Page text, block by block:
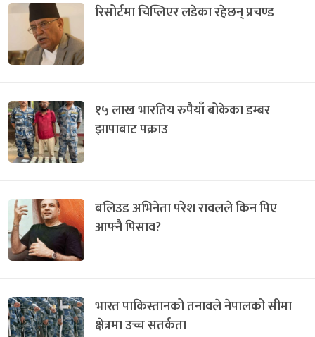
रिसोर्टमा चिप्लिएर लडेका रहेछन् प्रचण्ड
१५ लाख भारतिय रुपैयाँ बोकेका डम्बर
झापाबाट पक्राउ
बलिउड अभिनेता परेश रावलले किन पिए
आफ्नै पिसाव?
भारत पाकिस्तानको तनावले नेपालको सीमा
क्षेत्रमा उच्च सतर्कता